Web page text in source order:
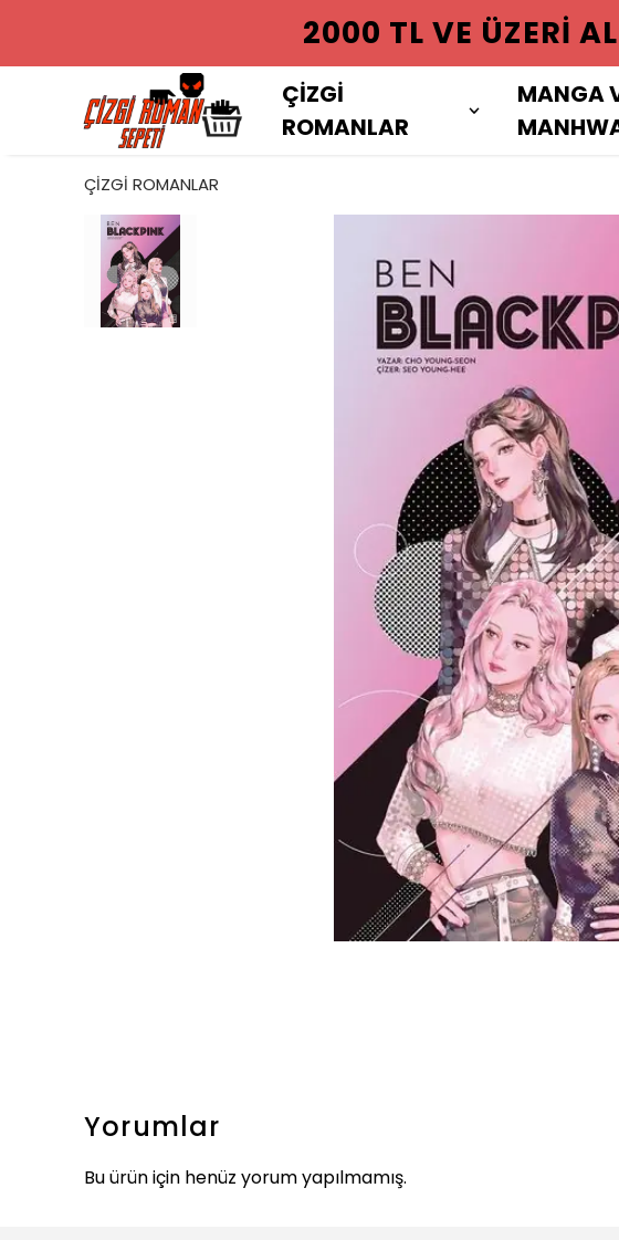
2000 TL VE ÜZERI
ÇİZGİ
ROMANLAR
MANGA
ÇİZGİ ROMANLAR
Yorumlar
Bu ürün için henüz yorum yapılmamış.